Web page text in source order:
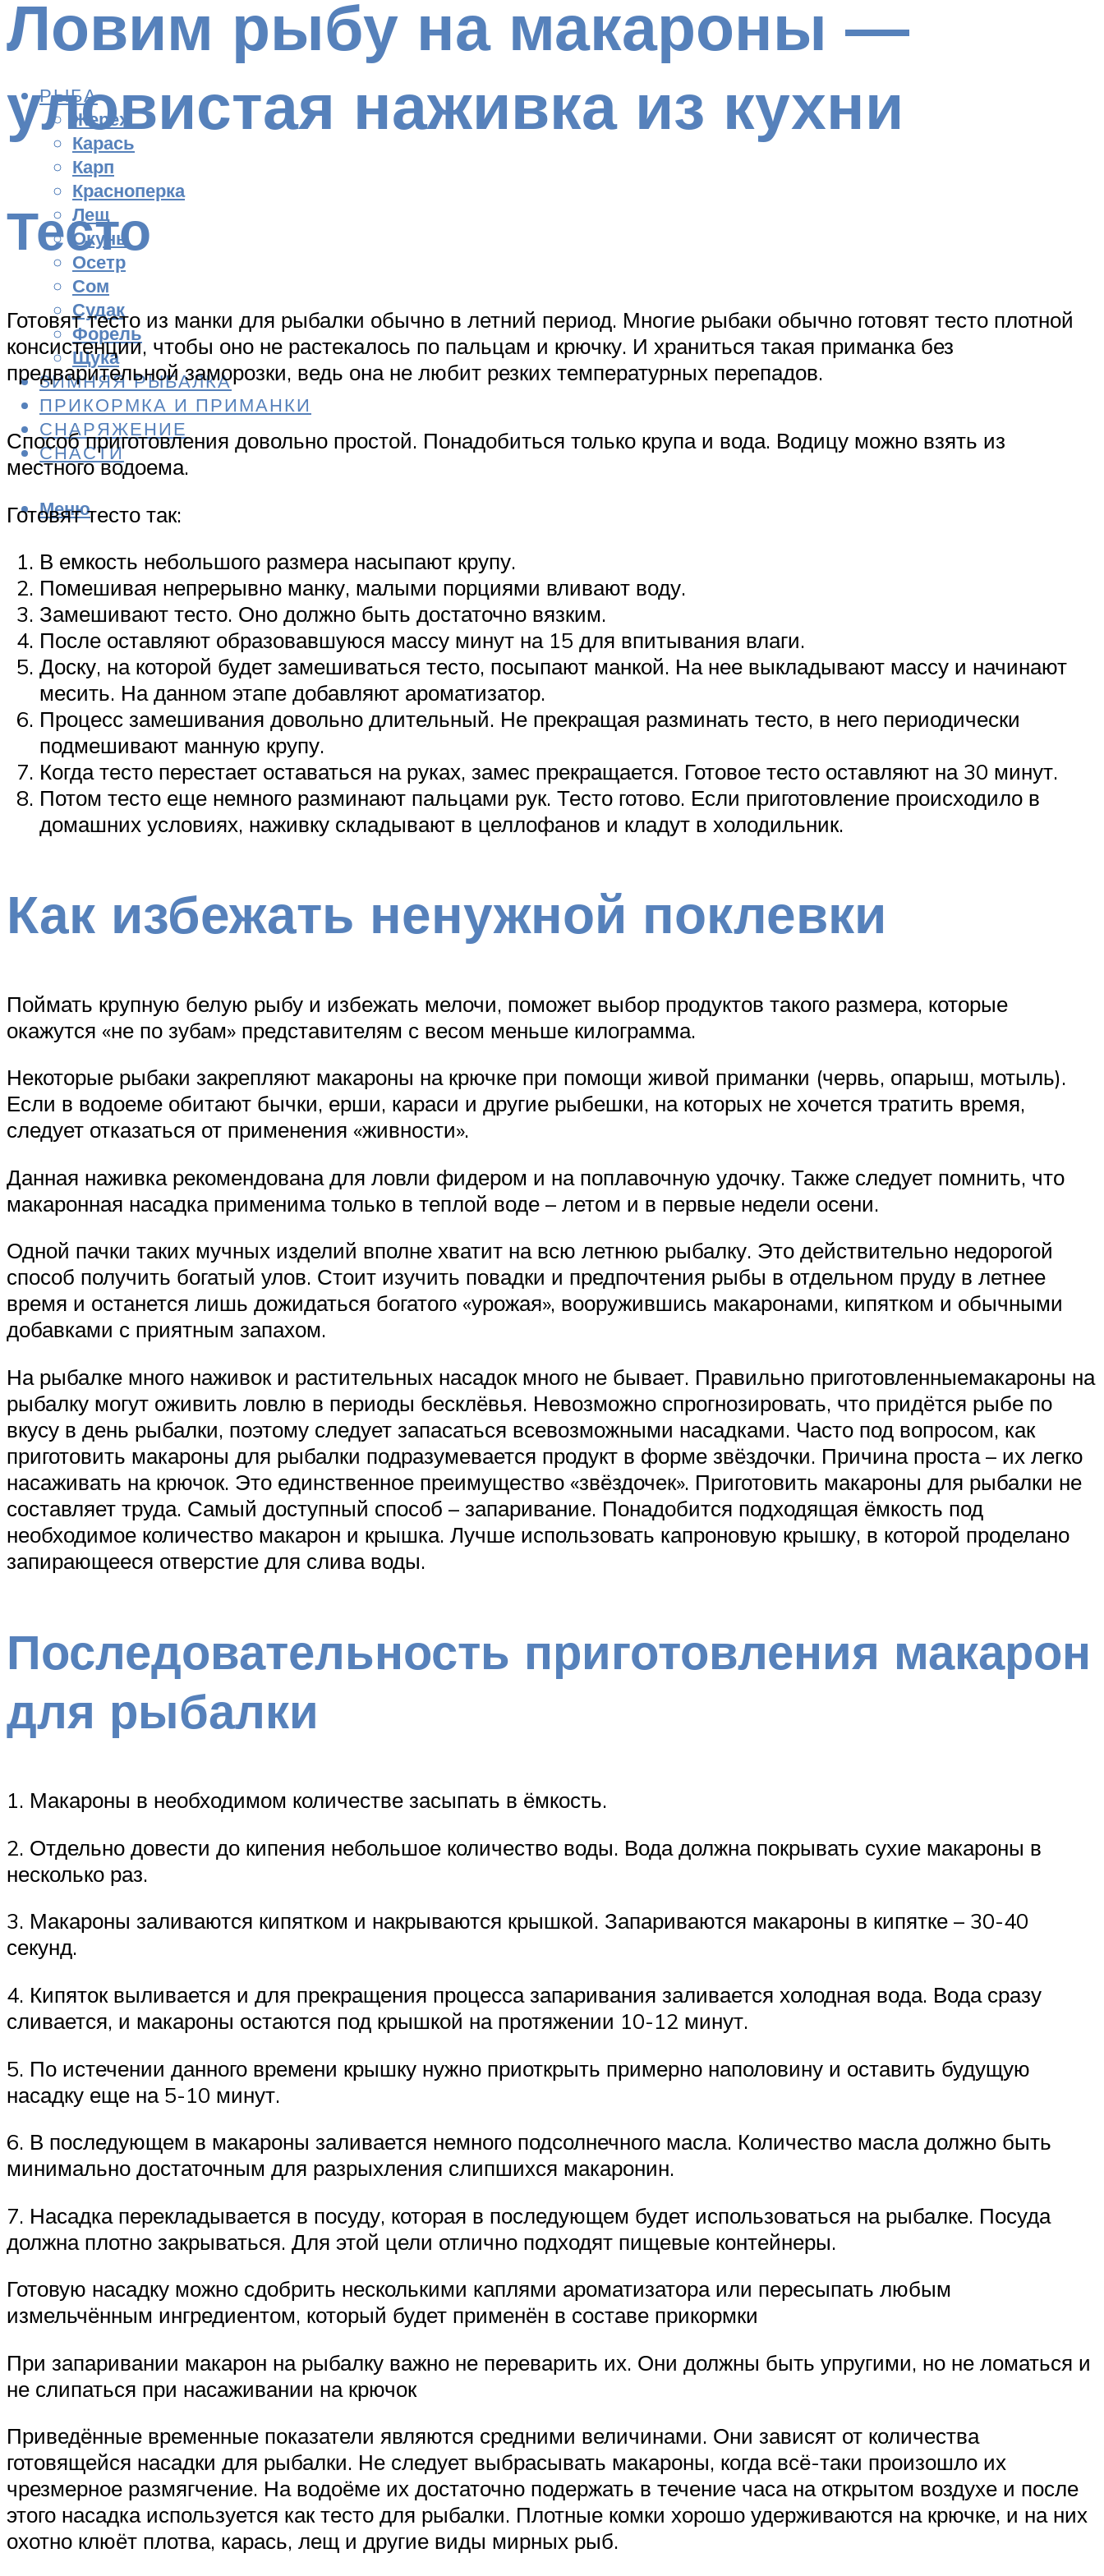
РЫБА
Жерех
Карась
Карп
Красноперка
Лещ
Окунь
Осетр
Сом
Судак
Форель
Щука
ЗИМНЯЯ РЫБАЛКА
ПРИКОРМКА И ПРИМАНКИ
СНАРЯЖЕНИЕ
СНАСТИ
Меню
Ловим рыбу на макароны —
уловистая наживка из кухни
Тесто
Готовят тесто из манки для рыбалки обычно в летний период. Многие рыбаки обычно готовят тесто плотной
консистенции, чтобы оно не растекалось по пальцам и крючку. И храниться такая приманка без
предварительной заморозки, ведь она не любит резких температурных перепадов.
Способ приготовления довольно простой. Понадобиться только крупа и вода. Водицу можно взять из
местного водоема.
Готовят тесто так:
В емкость небольшого размера насыпают крупу.
Помешивая непрерывно манку, малыми порциями вливают воду.
Замешивают тесто. Оно должно быть достаточно вязким.
После оставляют образовавшуюся массу минут на 15 для впитывания влаги.
Доску, на которой будет замешиваться тесто, посыпают манкой. На нее выкладывают массу и начинают
месить. На данном этапе добавляют ароматизатор.
Процесс замешивания довольно длительный. Не прекращая разминать тесто, в него периодически
подмешивают манную крупу.
Когда тесто перестает оставаться на руках, замес прекращается. Готовое тесто оставляют на 30 минут.
Потом тесто еще немного разминают пальцами рук. Тесто готово. Если приготовление происходило в
домашних условиях, наживку складывают в целлофанов и кладут в холодильник.
Как избежать ненужной поклевки
Поймать крупную белую рыбу и избежать мелочи, поможет выбор продуктов такого размера, которые
окажутся «не по зубам» представителям с весом меньше килограмма.
Некоторые рыбаки закрепляют макароны на крючке при помощи живой приманки (червь, опарыш, мотыль).
Если в водоеме обитают бычки, ерши, караси и другие рыбешки, на которых не хочется тратить время,
следует отказаться от применения «живности».
Данная наживка рекомендована для ловли фидером и на поплавочную удочку. Также следует помнить, что
макаронная насадка применима только в теплой воде – летом и в первые недели осени.
Одной пачки таких мучных изделий вполне хватит на всю летнюю рыбалку. Это действительно недорогой
способ получить богатый улов. Стоит изучить повадки и предпочтения рыбы в отдельном пруду в летнее
время и останется лишь дожидаться богатого «урожая», вооружившись макаронами, кипятком и обычными
добавками с приятным запахом.
На рыбалке много наживок и растительных насадок много не бывает. Правильно приготовленныемакароны на
рыбалку могут оживить ловлю в периоды бесклёвья. Невозможно спрогнозировать, что придётся рыбе по
вкусу в день рыбалки, поэтому следует запасаться всевозможными насадками. Часто под вопросом, как
приготовить макароны для рыбалки подразумевается продукт в форме звёздочки. Причина проста – их легко
насаживать на крючок. Это единственное преимущество «звёздочек». Приготовить макароны для рыбалки не
составляет труда. Самый доступный способ – запаривание. Понадобится подходящая ёмкость под
необходимое количество макарон и крышка. Лучше использовать капроновую крышку, в которой проделано
запирающееся отверстие для слива воды.
Последовательность приготовления макарон
для рыбалки
1. Макароны в необходимом количестве засыпать в ёмкость.
2. Отдельно довести до кипения небольшое количество воды. Вода должна покрывать сухие макароны в
несколько раз.
3. Макароны заливаются кипятком и накрываются крышкой. Запариваются макароны в кипятке – 30-40
секунд.
4. Кипяток выливается и для прекращения процесса запаривания заливается холодная вода. Вода сразу
сливается, и макароны остаются под крышкой на протяжении 10-12 минут.
5. По истечении данного времени крышку нужно приоткрыть примерно наполовину и оставить будущую
насадку еще на 5-10 минут.
6. В последующем в макароны заливается немного подсолнечного масла. Количество масла должно быть
минимально достаточным для разрыхления слипшихся макаронин.
7. Насадка перекладывается в посуду, которая в последующем будет использоваться на рыбалке. Посуда
должна плотно закрываться. Для этой цели отлично подходят пищевые контейнеры.
Готовую насадку можно сдобрить несколькими каплями ароматизатора или пересыпать любым
измельчённым ингредиентом, который будет применён в составе прикормки
При запаривании макарон на рыбалку важно не переварить их. Они должны быть упругими, но не ломаться и
не слипаться при насаживании на крючок
Приведённые временные показатели являются средними величинами. Они зависят от количества
готовящейся насадки для рыбалки. Не следует выбрасывать макароны, когда всё-таки произошло их
чрезмерное размягчение. На водоёме их достаточно подержать в течение часа на открытом воздухе и после
этого насадка используется как тесто для рыбалки. Плотные комки хорошо удерживаются на крючке, и на них
охотно клюёт плотва, карась, лещ и другие виды мирных рыб.